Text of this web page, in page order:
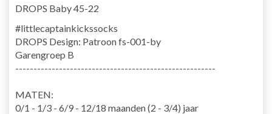
DROPS Baby 45-22
#littlecaptainkickssocks
DROPS Design: Patroon fs-001-by
Garengroep B
-------------------------------------------------------
MATEN:
0/1 - 1/3 - 6/9 - 12/18 maanden (2 - 3/4) jaar